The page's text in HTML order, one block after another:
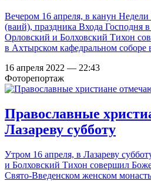
Вечером 16 апреля, в канун Недели
(ваий), праздника Входа Господня
Орловский и Болховский Тихон
в Ахтырском кафедральном соборе
16 апреля 2022 — 22:43
Фоторепортаж
Православные
Лазареву субботу
Утром 16 апреля, в Лазареву
и Болховский Тихон совершил
Свято-Введенском женском